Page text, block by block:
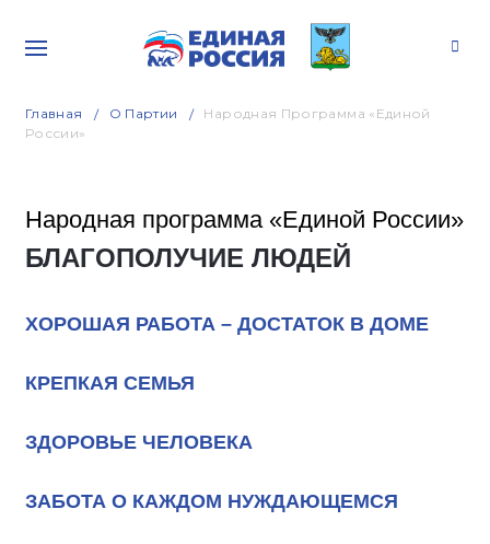
Главная О Партии
Народная Программа «Единой
России»
Народная программа «Единой России»
БЛАГОПОЛУЧИЕ ЛЮДЕЙ
ХОРОШАЯ РАБОТА – ДОСТАТОК В ДОМЕ
КРЕПКАЯ СЕМЬЯ
ЗДОРОВЬЕ ЧЕЛОВЕКА
ЗАБОТА О КАЖДОМ НУЖДАЮЩЕМСЯ